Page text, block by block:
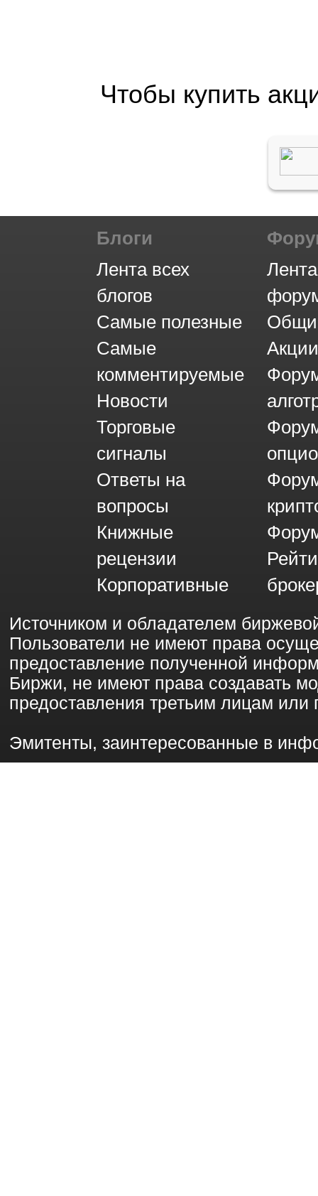
Чтобы купить
Блоги
Лента всех
блогов
Самые полезные
Самые
комментируемые
Новости
Торговые
сигналы
Ответы на
вопросы
Книжные
рецензии
Корпоративные
Акции
Источником и обладателем
Пользователи не имеют права
предоставление полученной
Биржи, не имеют права создавать
предоставления третьим лицам или
Эмитенты, заинтересованные в